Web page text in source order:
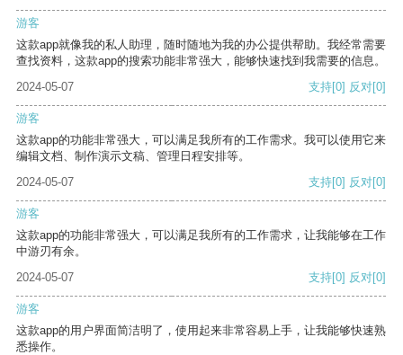
游客
这款app就像我的私人助理，随时随地为我的办公提供帮助。我经常需要
查找资料，这款app的搜索功能非常强大，能够快速找到我需要的信息。
2024-05-07
支持[0] 反对[0]
游客
这款app的功能非常强大，可以满足我所有的工作需求。我可以使用它来
编辑文档、制作演示文稿、管理日程安排等。
2024-05-07
支持[0] 反对[0]
游客
这款app的功能非常强大，可以满足我所有的工作需求，让我能够在工作
中游刃有余。
2024-05-07
支持[0] 反对[0]
游客
这款app的用户界面简洁明了，使用起来非常容易上手，让我能够快速熟
悉操作。